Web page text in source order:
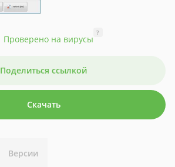
Проверено на вирусы
?
Поделиться ссылкой
Скачать
Версии